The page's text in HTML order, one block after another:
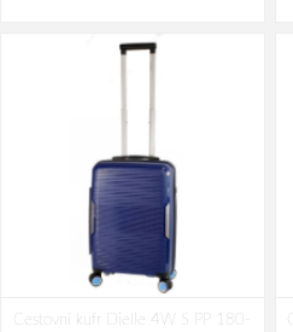
Cestovní kufr Dielle 4W S PP 180-